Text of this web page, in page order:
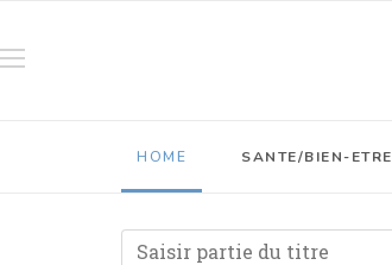
HOME SANTE/BIEN-ETRE
Saisir partie du titre